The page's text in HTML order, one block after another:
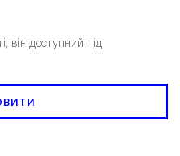
він доступний під